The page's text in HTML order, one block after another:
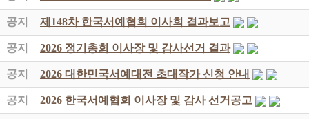
공지 제148차 한국서예협회 이사회 결과보고
공지 2026 정기총회 이사장 및 감사선거 결과
공지 2026 대한민국서예대전 초대작가 신청 안내
공지 2026 한국서예협회 이사장 및 감사 선거공고